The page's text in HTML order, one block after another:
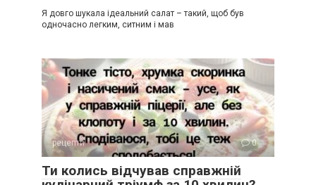
Я довго шукала ідеальний салат – такий, щоб був
одночасно легким, ситним і мав
рецепти 0
Ти колись відчував справжній